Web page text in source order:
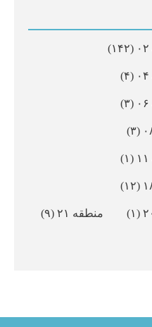
(۱۴۲)
(۴)
(۳)
(۳)
(۱)
(۱۲)
(۱) منطقه ۲۱ (۹)